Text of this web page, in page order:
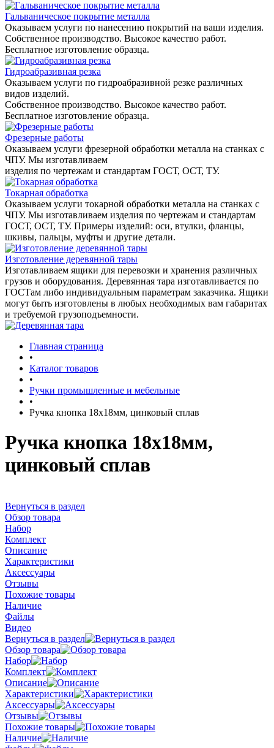
Гальваническое покрытие металла
Оказываем услуги по нанесению покрытий на ваши изделия.
Собственное производство. Высокое качество работ.
Бесплатное изготовление образца.
Гидроабразивная резка
Оказываем услуги по гидроабразивной резке различных
видов изделий.
Собственное производство. Высокое качество работ.
Бесплатное изготовление образца.
Фрезерные работы
Оказываем услуги фрезерной обработки металла на станках с
ЧПУ. Мы изготавливаем
изделия по чертежам и стандартам ГОСТ, ОСТ, ТУ.
Токарная обработка
Оказываем услуги токарной обработки металла на станках с
ЧПУ. Мы изготавливаем изделия по чертежам и стандартам
ГОСТ, ОСТ, ТУ. Примеры изделий: оси, втулки, фланцы,
шкивы, пальцы, муфты и другие детали.
Изготовление деревянной тары
Изготавливаем ящики для перевозки и хранения различных
грузов и оборудования. Деревянная тара изготавливается по
ГОСТам либо индивидуальным параметрам заказчика. Ящики
могут быть изготовлены в любых необходимых вам габаритах
и требуемой грузоподъемности.
Главная страница
•
Каталог товаров
•
Ручки промышленные и мебельные
•
Ручка кнопка 18х18мм, цинковый сплав
Ручка кнопка 18х18мм,
цинковый сплав
Вернуться в раздел
Обзор товара
Набор
Комплект
Описание
Характеристики
Аксессуары
Отзывы
Похожие товары
Наличие
Файлы
Видео
Вернуться в раздел
Обзор товара
Набор
Комплект
Описание
Характеристики
Аксессуары
Отзывы
Похожие товары
Наличие